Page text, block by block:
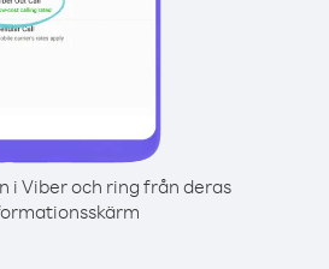
i Viber och ring från deras